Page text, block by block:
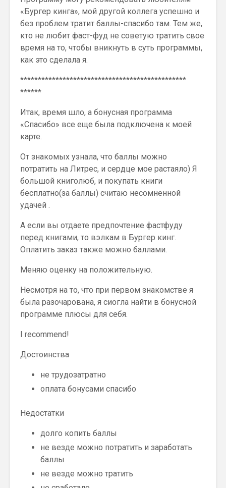
«Бургер кинга», мой другой коллега успешно и
без проблем тратит баллы-спасибо там. Тем же,
кто не любит фаст-фуд не советую тратить свое
время на то, чтобы вникнуть в суть программы,
как это сделала я.
***********************************************
******
Итак, время шло, а бонусная программа
«Спасибо» все еще была подключена к моей
карте.
От знакомых узнала, что баллы можно
потратить на Литрес, и сердце мое растаяло) Я
большой книголюб, и покупать книги
бесплатно(за баллы) считаю несомненной
удачей .
А если вы отдаете предпочтение фастфуду
перед книгами, то вэлкам в Бургер кинг.
Оплатить заказ также можно баллами.
Меняю оценку на положительную.
Несмотря на то, что при первом знакомстве я
была разочарована, я сиогла найти в бонусной
программе плюсы для себя.
I recommend!
Достоинства
не трудозатратно
оплата бонусами спасибо
Недостатки
долго копить баллы
не везде можно потратить и заработать
баллы
не везде можно тратить